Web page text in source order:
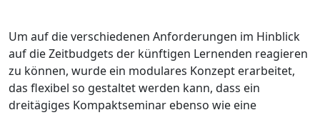
Um auf die verschiedenen Anforderungen im Hinblick
auf die Zeitbudgets der künftigen Lernenden reagieren
zu können, wurde ein modulares Konzept erarbeitet,
das flexibel so gestaltet werden kann, dass ein
dreitägiges Kompaktseminar ebenso wie eine